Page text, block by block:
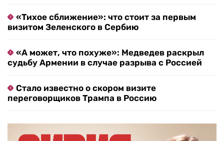
«Тихое сближение»: что стоит за первым
визитом Зеленского в Сербию
«А может, что похуже»: Медведев раскрыл
судьбу Армении в случае разрыва с Россией
Стало известно о скором визите
переговорщиков Трампа в Россию